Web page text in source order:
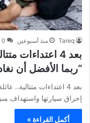
Tareq منذ أسبوعين 0
بعد 4
“ربما الأفضل أن
بعد 4 اعتداءات
إحراق سيارتها واستهداف
أكمل القراءة »